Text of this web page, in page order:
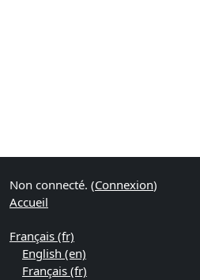
Non connecté. (Connexion)
Accueil
Français ‎(fr)‎
English ‎(en)‎
Français ‎(fr)‎